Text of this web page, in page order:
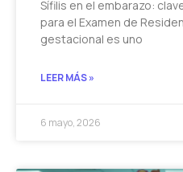
Sífilis en el embarazo:
para el Examen de
gestacional es uno
LEER MÁS »
6 mayo, 2026